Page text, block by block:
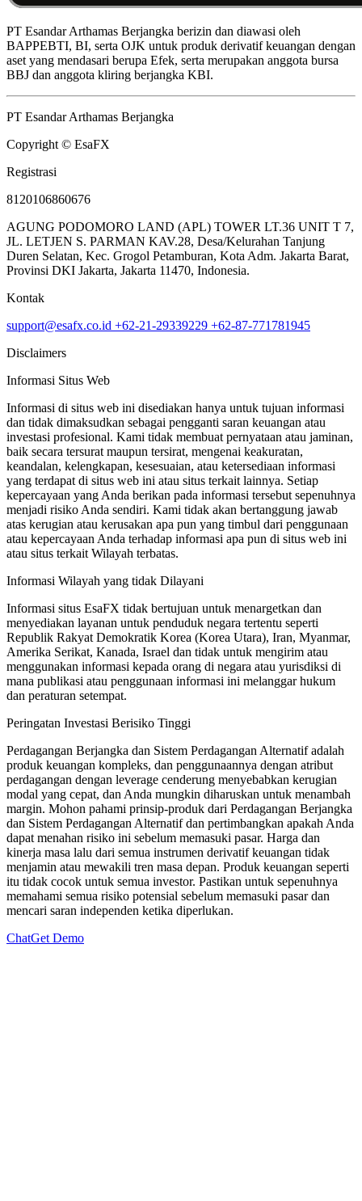
PT Esandar Arthamas Berjangka berizin dan diawasi oleh
BAPPEBTI, BI, serta OJK untuk produk derivatif keuangan dengan
aset yang mendasari berupa Efek, serta merupakan anggota bursa
BBJ dan anggota kliring berjangka KBI.
PT Esandar Arthamas Berjangka
Copyright © EsaFX
Registrasi
8120106860676
AGUNG PODOMORO LAND (APL) TOWER LT.36 UNIT T 7,
JL. LETJEN S. PARMAN KAV.28, Desa/Kelurahan Tanjung
Duren Selatan, Kec. Grogol Petamburan, Kota Adm. Jakarta Barat,
Provinsi DKI Jakarta, Jakarta 11470, Indonesia.
Kontak
support@esafx.co.id +62-21-29339229 +62-87-771781945
Disclaimers
Informasi Situs Web
Informasi di situs web ini disediakan hanya untuk tujuan informasi
dan tidak dimaksudkan sebagai pengganti saran keuangan atau
investasi profesional. Kami tidak membuat pernyataan atau jaminan,
baik secara tersurat maupun tersirat, mengenai keakuratan,
keandalan, kelengkapan, kesesuaian, atau ketersediaan informasi
yang terdapat di situs web ini atau situs terkait lainnya. Setiap
kepercayaan yang Anda berikan pada informasi tersebut sepenuhnya
menjadi risiko Anda sendiri. Kami tidak akan bertanggung jawab
atas kerugian atau kerusakan apa pun yang timbul dari penggunaan
atau kepercayaan Anda terhadap informasi apa pun di situs web ini
atau situs terkait Wilayah terbatas.
Informasi Wilayah yang tidak Dilayani
Informasi situs EsaFX tidak bertujuan untuk menargetkan dan
menyediakan layanan untuk penduduk negara tertentu seperti
Republik Rakyat Demokratik Korea (Korea Utara), Iran, Myanmar,
Amerika Serikat, Kanada, Israel dan tidak untuk mengirim atau
menggunakan informasi kepada orang di negara atau yurisdiksi di
mana publikasi atau penggunaan informasi ini melanggar hukum
dan peraturan setempat.
Peringatan Investasi Berisiko Tinggi
Perdagangan Berjangka dan Sistem Perdagangan Alternatif adalah
produk keuangan kompleks, dan penggunaannya dengan atribut
perdagangan dengan leverage cenderung menyebabkan kerugian
modal yang cepat, dan Anda mungkin diharuskan untuk menambah
margin. Mohon pahami prinsip-produk dari Perdagangan Berjangka
dan Sistem Perdagangan Alternatif dan pertimbangkan apakah Anda
dapat menahan risiko ini sebelum memasuki pasar. Harga dan
kinerja masa lalu dari semua instrumen derivatif keuangan tidak
menjamin atau mewakili tren masa depan. Produk keuangan seperti
itu tidak cocok untuk semua investor. Pastikan untuk sepenuhnya
memahami semua risiko potensial sebelum memasuki pasar dan
mencari saran independen ketika diperlukan.
ChatGet Demo